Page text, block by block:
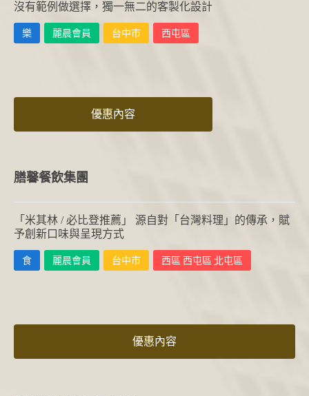
沒有範例做選擇，獨一無二的客製化設計
樂 麗晨會員 台中市 西屯區
優惠內容
膳馨餐飲集團
「米其林 / 必比登推薦」 源自對「台灣料理」的傳承，賦
予創新口味與呈現方式
食 麗晨會員 台中市 西區 西屯區 北屯區
優惠內容